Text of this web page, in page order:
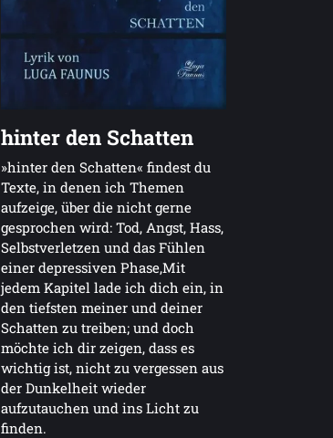
hinter den Schatten
»hinter den Schatten« findest du
Texte, in denen ich Themen
aufzeige, über die nicht gerne
gesprochen wird: Tod, Angst, Hass,
Selbstverletzen und das Fühlen
einer depressiven Phase,Mit
jedem Kapitel lade ich dich ein, in
den tiefsten meiner und deiner
Schatten zu treiben; und doch
möchte ich dir zeigen, dass es
wichtig ist, nicht zu vergessen aus
der Dunkelheit wieder
aufzutauchen und ins Licht zu
finden.